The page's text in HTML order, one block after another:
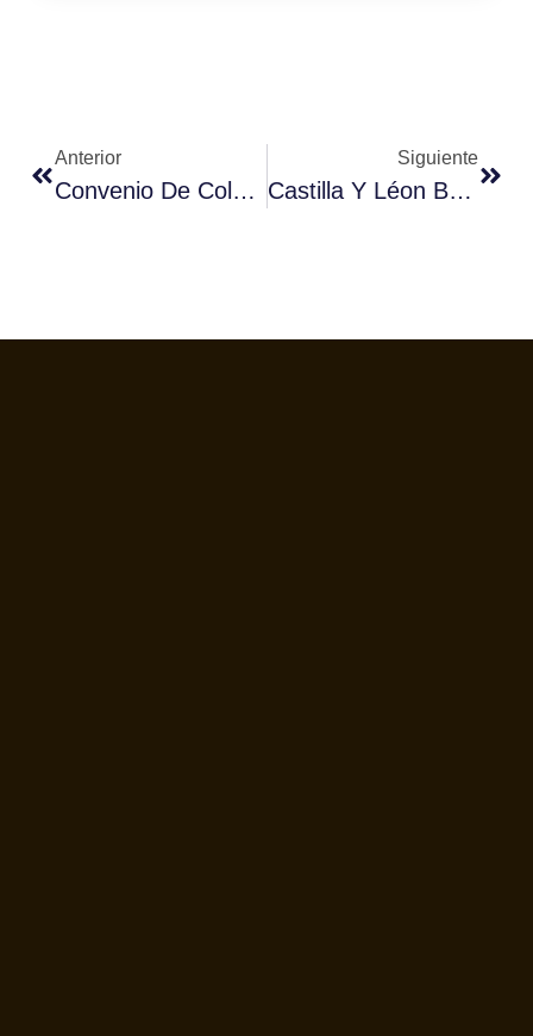
Anterior
Convenio De Colaboración Fórum Café – Universidad De Barcelona
Siguiente
Castilla Y Léon Buscará Al Mejor Barista En Alimentaria – Valladolid